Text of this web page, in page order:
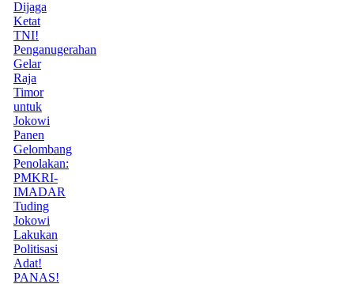
Dijaga
Ketat
TNI!
Penganugerahan
Gelar
Raja
Timor
untuk
Jokowi
Panen
Gelombang
Penolakan:
PMKRI-
IMADAR
Tuding
Jokowi
Lakukan
Politisasi
Adat!
PANAS!